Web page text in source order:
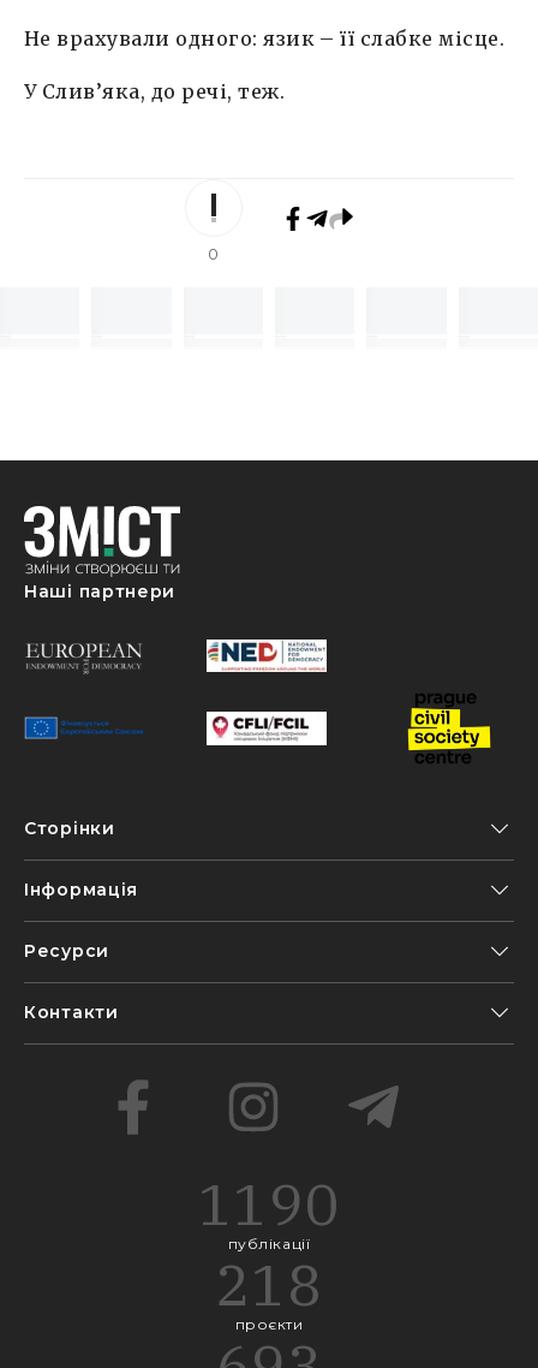
Не врахували одного: язик – її слабке місце.
У Слив’яка, до речі, теж.
0
Наші партнери
Сторінки
Інформація
Ресурси
Контакти
1190
публікації
218
проєкти